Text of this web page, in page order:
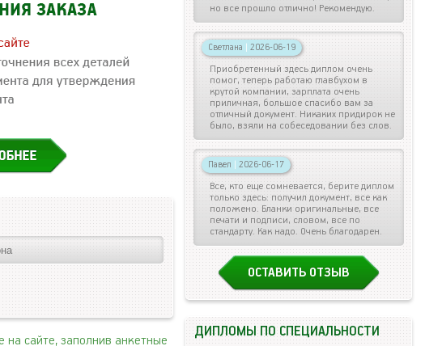
сайте, заполнив анкетные
но все прошло отлично! Рекомендую.
Светлана | 2026-06-19
Приобретенный здесь диплом очень
помог, теперь работаю главбухом в
крутой компании, зарплата очень
приличная, большое спасибо вам за
отличный документ. Никаких придирок не
было, взяли на собеседовании без слов.
Павел | 2026-06-17
Все, кто еще сомневается, берите диплом
только здесь: получил документ, все как
положено. Бланки оригинальные, все
печати и подписи, словом, все по
стандарту. Как надо. Очень благодарен.
ОСТАВИТЬ ОТЗЫВ
ДИПЛОМЫ ПО СПЕЦИАЛЬНОСТИ